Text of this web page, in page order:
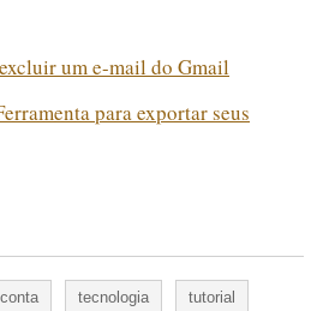
um e-mail do Gmail
para exportar seus
tecnologia tutorial